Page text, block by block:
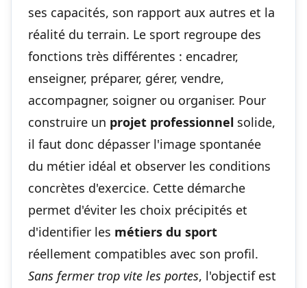
ses capacités, son rapport aux autres et la
réalité du terrain. Le sport regroupe des
fonctions très différentes : encadrer,
enseigner, préparer, gérer, vendre,
accompagner, soigner ou organiser. Pour
construire un projet professionnel solide,
il faut donc dépasser l'image spontanée
du métier idéal et observer les conditions
concrètes d'exercice. Cette démarche
permet d'éviter les choix précipités et
d'identifier les métiers du sport
réellement compatibles avec son profil.
Sans fermer trop vite les portes, l'objectif est